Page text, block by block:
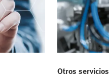
Otros servicios